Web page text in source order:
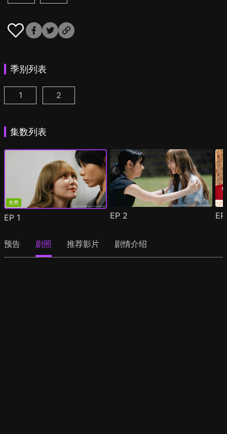
季别列表
彩香最爱弘子前辈 第1集
1 彩香最爱弘子前辈 第2季 第1集
2
集数列表
免费
EP 1 EP 2
预告 剧照 推荐影片 剧情介绍